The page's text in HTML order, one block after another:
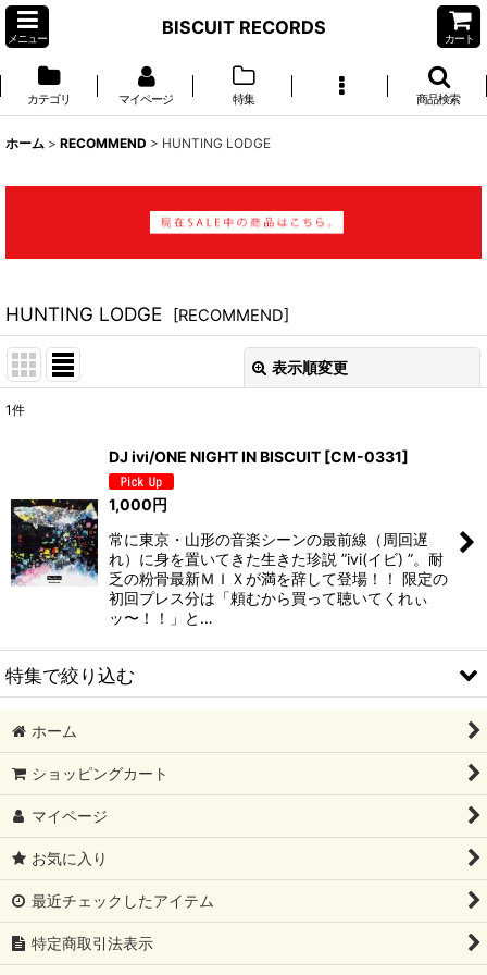
メニュー
BISCUIT RECORDS
カート
カテゴリ マイページ 特集 商品検索
ホーム > RECOMMEND > HUNTING LODGE
HUNTING LODGE [RECOMMEND]
表示順変更
絞り込む
1件
DJ ivi/ONE NIGHT IN BISCUIT [CM-0331]
1,000円
常に東京・山形の音楽シーンの最前線（周回遅
れ）に身を置いてきた生きた珍説 ”ivi(イビ) ”。耐
乏の粉骨最新ＭＩＸが満を辞して登場！！ 限定の
初回プレス分は「頼むから買って聴いてくれぃ
ッ〜！！」と…
特集で絞り込む
2026/08 新譜
2026/07 新譜
2026/06 新譜
2026/04 新譜
2026/03 新譜
ホーム
ショッピングカート
マイページ
お気に入り
最近チェックしたアイテム
特定商取引法表示